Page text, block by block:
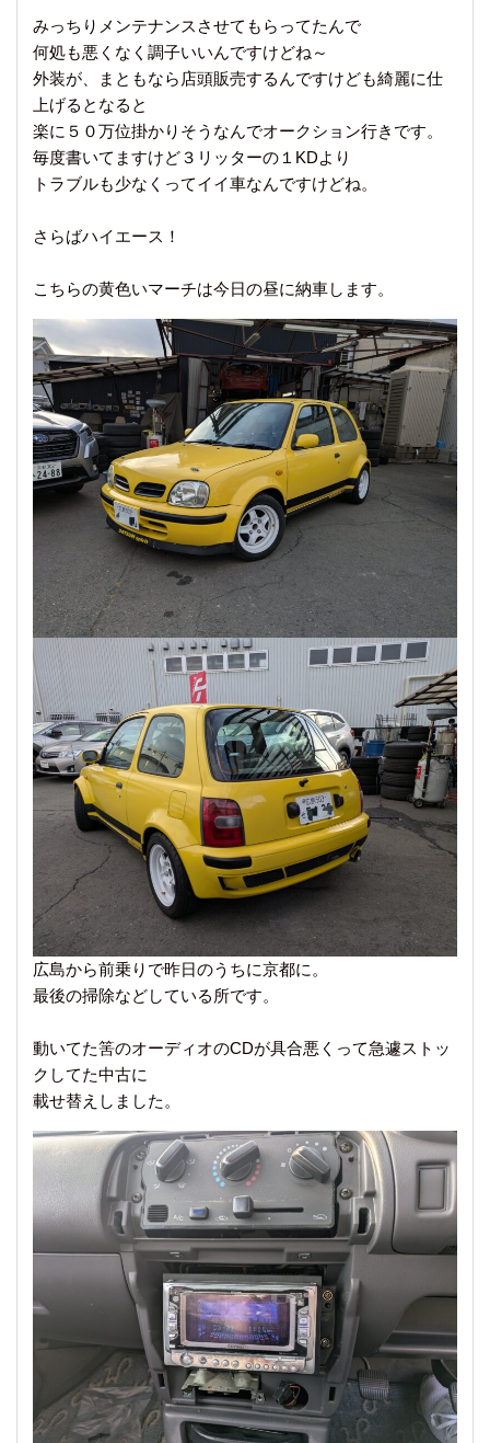
みっちりメンテナンスさせてもらってたんで
何処も悪くなく調子いいんですけどね～
外装が、まともなら店頭販売するんですけども綺麗に仕
上げるとなると
楽に５０万位掛かりそうなんでオークション行きです。
毎度書いてますけど３リッターの１KDより
トラブルも少なくってイイ車なんですけどね。
さらばハイエース！
こちらの黄色いマーチは今日の昼に納車します。
広島から前乗りで昨日のうちに京都に。
最後の掃除などしている所です。
動いてた筈のオーディオのCDが具合悪くって急遽ストッ
クしてた中古に
載せ替えしました。